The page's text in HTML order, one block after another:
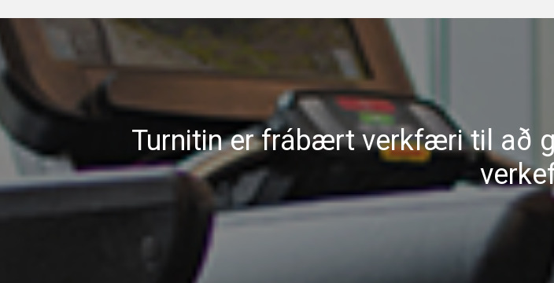
Turnitin er frábært verkfæri til að